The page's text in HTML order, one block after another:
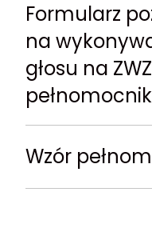
Formularz
na
głosu na
Wzór